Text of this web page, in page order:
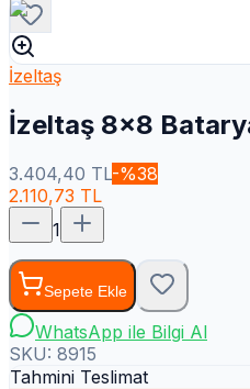
İzeltaş
İzeltaş 8x8
3.404,40 TL-%38
2.110,73 TL
1
Sepete Ekle
WhatsApp ile Bilgi Al
SKU: 8915
Tahmini Teslimat